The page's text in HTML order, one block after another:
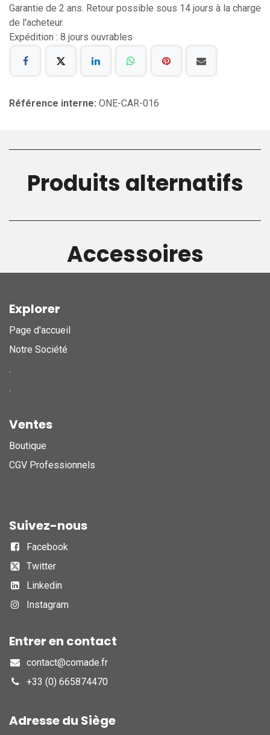
Garantie de 2 ans. Retour possible sous 14 jours à la charge
de l'acheteur.
Expédition : 8 jours ouvrables
Référence interne: ONE-CAR-016
Produits alternatifs
Accessoires
Explorer
Page d'accueil
Notre Société
.
.
Ventes
Boutique
CGV Professionnels
Suivez-nous
Facebook
Twitter
Linkedin
Instagram
Entrer en contact
contact@comade.fr
+33 (0) 665874470
Adresse du Siège